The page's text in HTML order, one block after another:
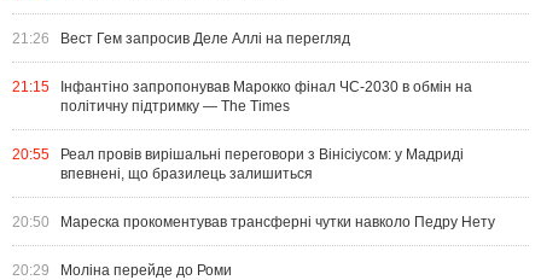
21:26 Вест Гем запросив Деле Аллі на перегляд
21:15
Інфантіно запропонував Марокко фінал ЧС-2030 в обмін на
політичну підтримку — The Times
20:55
Реал провів вирішальні переговори з Вінісіусом: у Мадриді
впевнені, що бразилець залишиться
20:50 Мареска прокоментував трансферні чутки навколо Педру Нету
20:29 Моліна перейде до Роми